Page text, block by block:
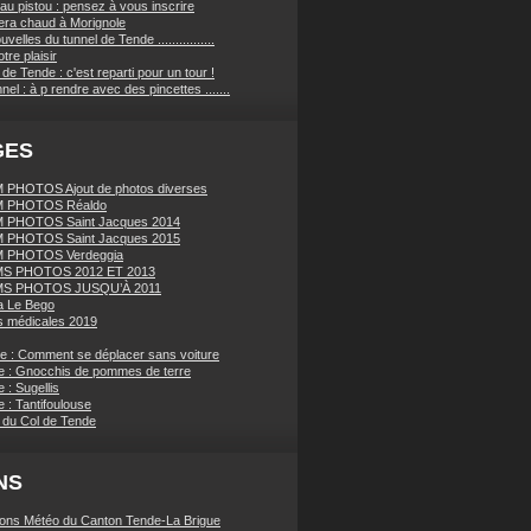
pistou : pensez à vous inscrire
chaud à Morignole
du tunnel de Tende ................
plaisir
Tende : c'est reparti pour un tour !
: à p rendre avec des pincettes .......
PHOTOS Ajout de photos diverses
PHOTOS Réaldo
PHOTOS Saint Jacques 2014
PHOTOS Saint Jacques 2015
PHOTOS Verdeggia
PHOTOS 2012 ET 2013
PHOTOS JUSQU’À 2011
Le Bego
médicales 2019
: Comment se déplacer sans voiture
: Gnocchis de pommes de terre
: Sugellis
: Tantifoulouse
Col de Tende
Météo du Canton Tende-La Brigue